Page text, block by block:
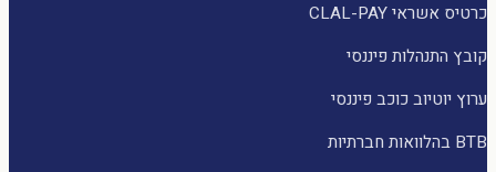
כרטיס אשראי CLAL-PAY
קובץ התנהלות פיננסי
ערוץ יוטיוב כוכב פיננסי
BTB בהלוואות חברתיות